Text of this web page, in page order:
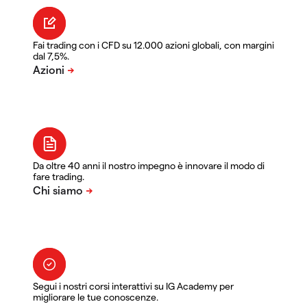
Fai trading con i CFD su 12.000 azioni globali, con margini
dal 7,5%.
Da oltre 40 anni il nostro impegno è innovare il modo di
fare trading.
Segui i nostri corsi interattivi su IG Academy per
migliorare le tue conoscenze.